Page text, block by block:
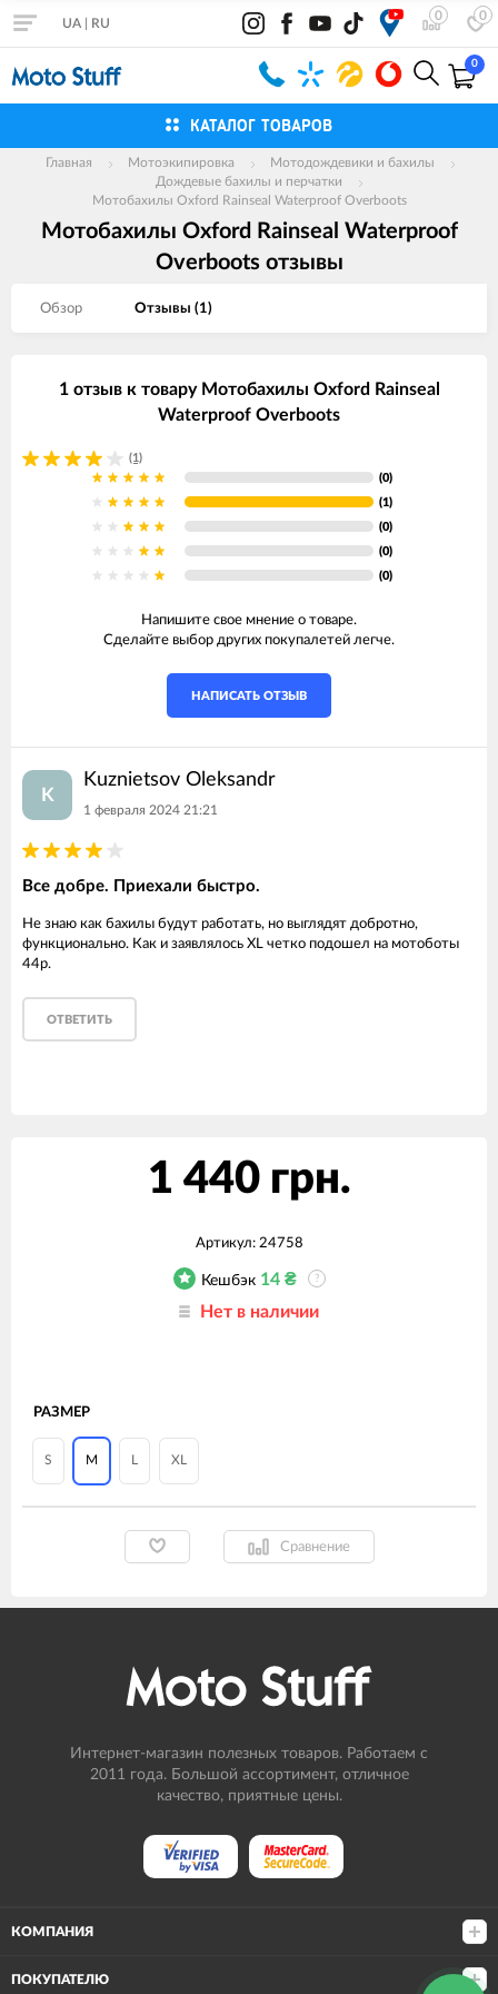
0 0
UA RU
0
КАТАЛОГ ТОВАРОВ
Главная Мотоэкипировка
Мотодождевики и бахилы
Дождевые бахилы и перчатки
Мотобахилы Oxford Rainseal Waterproof Overboots
Мотобахилы Oxford Rainseal Waterproof
Overboots отзывы
Обзор Отзывы (1)
1 отзыв к товару Мотобахилы Oxford Rainseal
Waterproof Overboots
(1)
(0)
(1)
(0)
(0)
(0)
Напишите свое мнение о товаре.
Сделайте выбор других покупалетей легче.
НАПИСАТЬ ОТЗЫВ
K
Kuznietsov Oleksandr
1 февраля 2024 21:21
Все добре. Приехали быстро.
Не знаю как бахилы будут работать, но выглядят добротно,
функционально. Как и заявлялось XL четко подошел на мотоботы
44р.
ОТВЕТИТЬ
1 440 грн.
Артикул: 24758
Кешбэк 14₴ ?
Нет в наличии
РАЗМЕР
S M L XL
Сравнение
Интернет-магазин полезных товаров. Работаем с
2011 года. Большой ассортимент, отличное
качество, приятные цены.
КОМПАНИЯ
ПОКУПАТЕЛЮ